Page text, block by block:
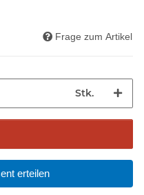
Frage zum Artikel
Stk.
erteilen